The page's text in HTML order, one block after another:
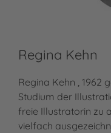
Regina Kehn
Regina Kehn , 1962
Studium der
freie Illustratorin zu
vielfach